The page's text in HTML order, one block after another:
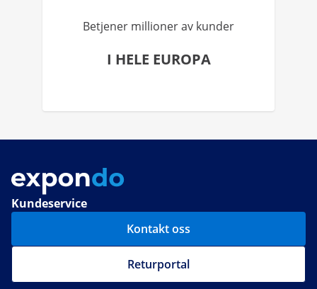
Betjener millioner av kunder
I HELE EUROPA
Kundeservice
Kontakt oss
Returportal